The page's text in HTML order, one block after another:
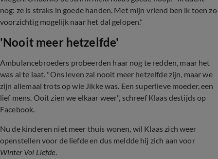
nog: ze is straks in goede handen. Met mijn vriend ben ik toen zo
voorzichtig mogelijk naar het dal gelopen."
'Nooit meer hetzelfde'
Ambulancebroeders probeerden haar nog te redden, maar het
was al te laat. "Ons leven zal nooit meer hetzelfde zijn, maar we
zijn allemaal trots op wie Jikke was. Een superlieve moeder, een
lief mens. Ooit zien we elkaar weer", schreef Klaas destijds op
Facebook.
Nu de kinderen niet meer thuis wonen, wil Klaas zich weer
openstellen voor de liefde en dus meldde hij zich aan voor
Winter Vol Liefde.